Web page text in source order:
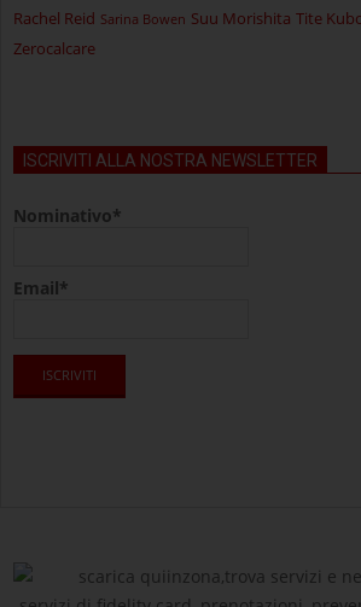
Rachel Reid Sarina Bowen Suu Morishita Tite
Zerocalcare
ISCRIVITI ALLA NOSTRA NEWSLETTER
Nominativo*
Email*
scarica quiinzona,trova servizi e